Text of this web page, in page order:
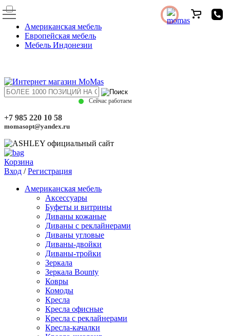
Американская мебель
Европейская мебель
Мебель Индонезии
Сейчас работаем
+7 985 220 10 58
momasopt@yandex.ru
Корзина
Вход /Регистрация
Американская мебель
Аксессуары
Буфеты и витрины
Диваны кожаные
Диваны с реклайнерами
Диваны угловые
Диваны-двойки
Диваны-тройки
Зеркала
Зеркала Bounty
Ковры
Комоды
Кресла
Кресла офисные
Кресла с реклайнерами
Кресла-качалки